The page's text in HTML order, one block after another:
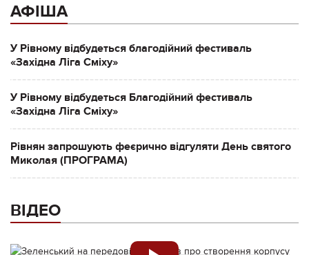
АФІША
У Рівному відбудеться благодійний фестиваль
«Західна Ліга Сміху»
У Рівному відбудеться Благодійний фестиваль
«Західна Ліга Сміху»
Рівнян запрошують феєрично відгуляти День святого
Миколая (ПРОГРАМА)
ВІДЕО